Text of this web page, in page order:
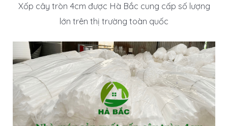
Xốp cây tròn 4cm được Hà Bắc cung cấp số lượng
lớn trên thị trường toàn quốc